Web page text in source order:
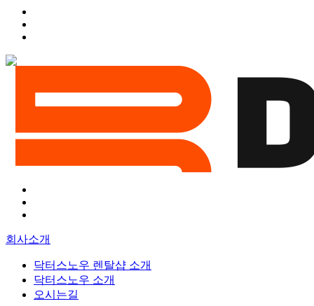
회사소개
닥터스노우 렌탈샵 소개
닥터스노우 소개
오시는길